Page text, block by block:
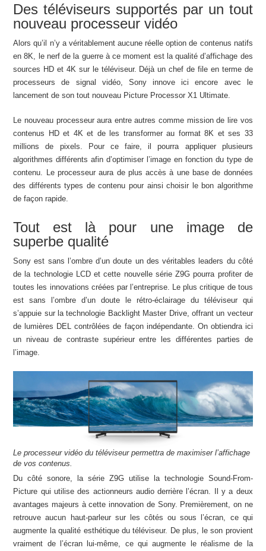
Des téléviseurs supportés par un tout
nouveau processeur vidéo
Alors qu’il n’y a véritablement aucune réelle option de contenus natifs
en 8K, le nerf de la guerre à ce moment est la qualité d’affichage des
sources HD et 4K sur le téléviseur. Déjà un chef de file en terme de
processeurs de signal vidéo, Sony innove ici encore avec le
lancement de son tout nouveau Picture Processor X1 Ultimate.
Le nouveau processeur aura entre autres comme mission de lire vos
contenus HD et 4K et de les transformer au format 8K et ses 33
millions de pixels. Pour ce faire, il pourra appliquer plusieurs
algorithmes différents afin d’optimiser l’image en fonction du type de
contenu. Le processeur aura de plus accès à une base de données
des différents types de contenu pour ainsi choisir le bon algorithme
de façon rapide.
Tout est là pour une image de
superbe qualité
Sony est sans l’ombre d’un doute un des véritables leaders du côté
de la technologie LCD et cette nouvelle série Z9G pourra profiter de
toutes les innovations créées par l’entreprise. Le plus critique de tous
est sans l’ombre d’un doute le rétro-éclairage du téléviseur qui
s’appuie sur la technologie Backlight Master Drive, offrant un vecteur
de lumières DEL contrôlées de façon indépendante. On obtiendra ici
un niveau de contraste supérieur entre les différentes parties de
l’image.
Le processeur vidéo du téléviseur permettra de maximiser l’affichage
de vos contenus.
Du côté sonore, la série Z9G utilise la technologie Sound-From-
Picture qui utilise des actionneurs audio derrière l’écran. Il y a deux
avantages majeurs à cette innovation de Sony. Premièrement, on ne
retrouve aucun haut-parleur sur les côtés ou sous l’écran, ce qui
augmente la qualité esthétique du téléviseur. De plus, le son provient
vraiment de l’écran lui-même, ce qui augmente le réalisme de la